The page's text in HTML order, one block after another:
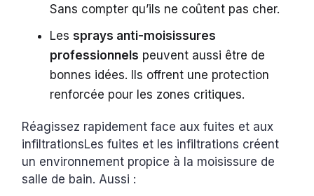
Sans compter qu’ils ne coûtent pas cher.
Lessprays anti-moisissures
professionnels peuvent aussi être de
bonnes idées. Ils offrent une protection
renforcée pour les zones critiques.
Réagissez rapidement face aux fuites et aux
infiltrationsLes fuites et les infiltrations créent
un environnement propice à la moisissure de
salle de bain. Aussi :